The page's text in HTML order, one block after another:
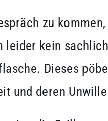
zu
leider kein
Dieses
und deren